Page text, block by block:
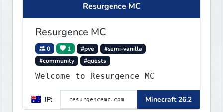
Resurgence MC
Resurgence MC
0 1 #pve
#semi-vanilla
#community
#quests
Welcome to Resurgence MC
IP: Minecraft 26.2